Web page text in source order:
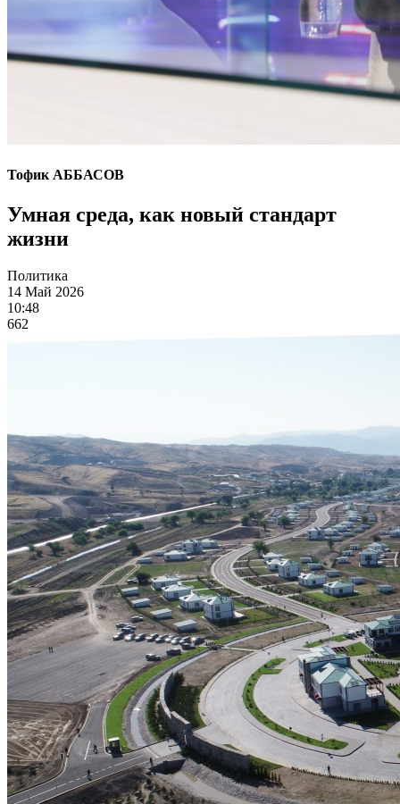
Тофик АББАСОВ
Умная среда, как новый стандарт
жизни
Политика
14 Май 2026
10:48
662